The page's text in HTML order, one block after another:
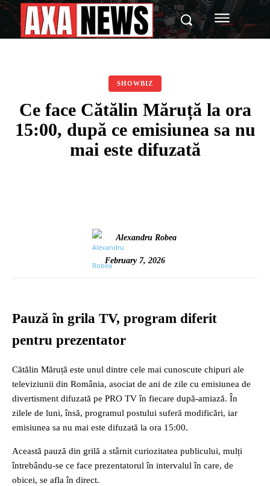
SHOWBIZ
Ce face Cătălin Măruță la ora
15:00, după ce emisiunea sa nu
mai este difuzată
Alexandru Robea
February 7, 2026
Pauză în grila TV, program diferit
pentru prezentator
Cătălin Măruță este unul dintre cele mai cunoscute chipuri ale
televiziunii din România, asociat de ani de zile cu emisiunea de
divertisment difuzată pe PRO TV în fiecare după-amiază. În
zilele de luni, însă, programul postului suferă modificări, iar
emisiunea sa nu mai este difuzată la ora 15:00.
Această pauză din grilă a stârnit curiozitatea publicului, mulți
întrebându-se ce face prezentatorul în intervalul în care, de
obicei, se afla în direct.